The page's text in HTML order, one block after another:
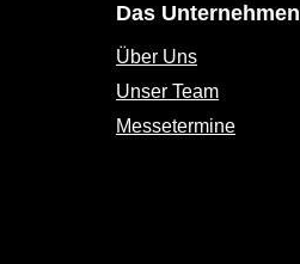
Das Unternehmen
Über Uns
Unser Team
Messetermine